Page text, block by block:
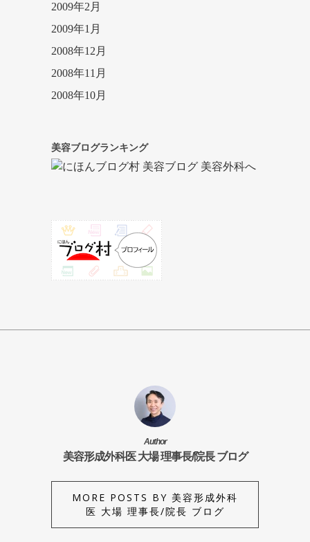
2009年2月
2009年1月
2008年12月
2008年11月
2008年10月
美容ブログランキング
Author
美容形成外科医 大場 理事長/院長 ブログ
MORE POSTS BY 美容形成外科
医 大場 理事長/院長 ブログ